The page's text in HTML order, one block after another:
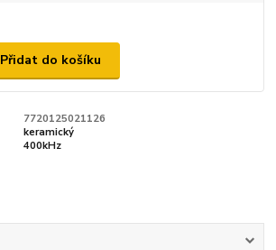
Přidat do košíku
7720125021126
keramický
400kHz